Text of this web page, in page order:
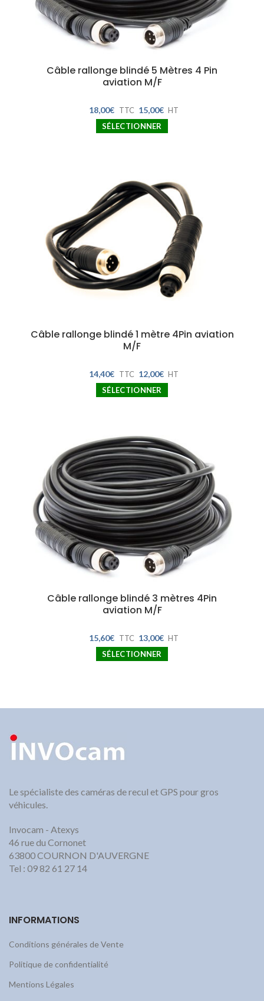
Câble rallonge blindé 5 Mètres 4 Pin
aviation M/F
18,00€ TTC 15,00€ HT
SÉLECTIONNER
Câble rallonge blindé 1 mètre 4Pin aviation
M/F
14,40€ TTC 12,00€ HT
SÉLECTIONNER
Câble rallonge blindé 3 mètres 4Pin
aviation M/F
15,60€ TTC 13,00€ HT
SÉLECTIONNER
Le spécialiste des caméras de recul et GPS pour gros
véhicules.
Invocam - Atexys
46 rue du Cornonet
63800 COURNON D'AUVERGNE
Tel : 09 82 61 27 14
INFORMATIONS
Conditions générales de Vente
Politique de confidentialité
Mentions Légales